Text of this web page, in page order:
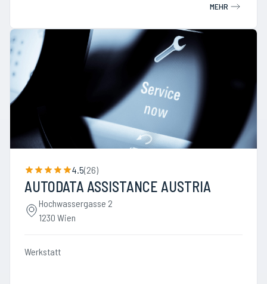
MEHR
4.5(26)
AUTODATA ASSISTANCE AUSTRIA
Hochwassergasse 2
1230 Wien
Werkstatt